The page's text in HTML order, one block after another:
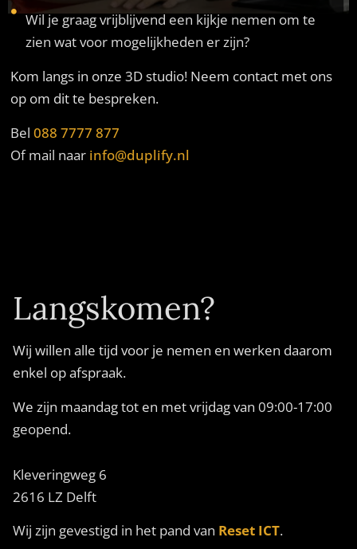
Wil je graag vrijblijvend een kijkje nemen om te
zien wat voor mogelijkheden er zijn?
Kom langs in onze 3D studio! Neem contact met ons
op om dit te bespreken.
Bel088 7777 877
Of mail naar info@duplify.nl
Langskomen?
Wij willen alle tijd voor je nemen en werken daarom
enkel op afspraak.
We zijn maandag tot en met vrijdag van09:00-17:00
geopend.
Kleveringweg 6
2616 LZ Delft
Wij zijn gevestigd in het pand van Reset ICT.